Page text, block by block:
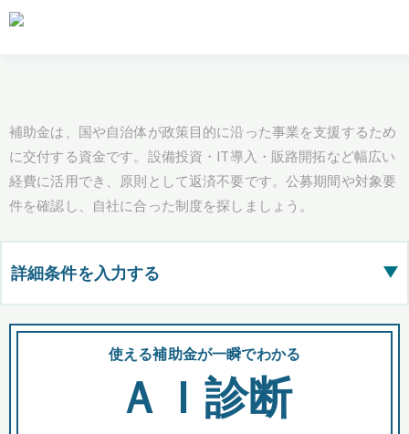
補助金は、国や自治体が政策目的に沿った事業を支援するため
に交付する資金です。設備投資・IT導入・販路開拓など幅広い
経費に活用でき、原則として返済不要です。公募期間や対象要
件を確認し、自社に合った制度を探しましょう。
詳細条件を入力する ▶
都道府県
全国の検索結果を含めて表示
使える補助金が一瞬でわかる
ＡＩ診断